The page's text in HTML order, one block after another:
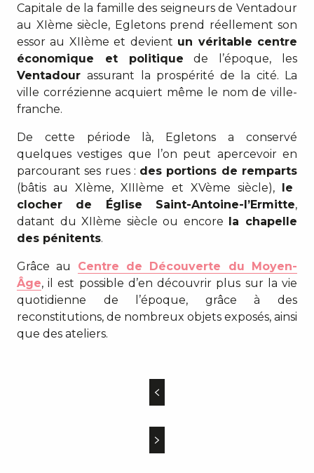
Capitale de la famille des seigneurs de Ventadour
au XIème siècle, Egletons prend réellement son
essor au XIIème et devient un véritable centre
économique et politique de l’époque, les
Ventadourassurant la prospérité de la cité. La
ville corrézienne acquiert même le nom de ville-
franche.
De cette période là, Egletons a conservé
quelques vestiges que l’on peut apercevoir en
parcourant ses rues : des portions de remparts
(bâtis au XIème, XIIIème et XVème siècle), le
clocher de Église Saint-Antoine-l’Ermitte,
datant du XIIème siècle ou encore la chapelle
des pénitents.
Grâce au Centre de Découverte du Moyen-
Âge, il est possible d’en découvrir plus sur la vie
quotidienne de l’époque, grâce à des
reconstitutions, de nombreux objets exposés, ainsi
que des ateliers.